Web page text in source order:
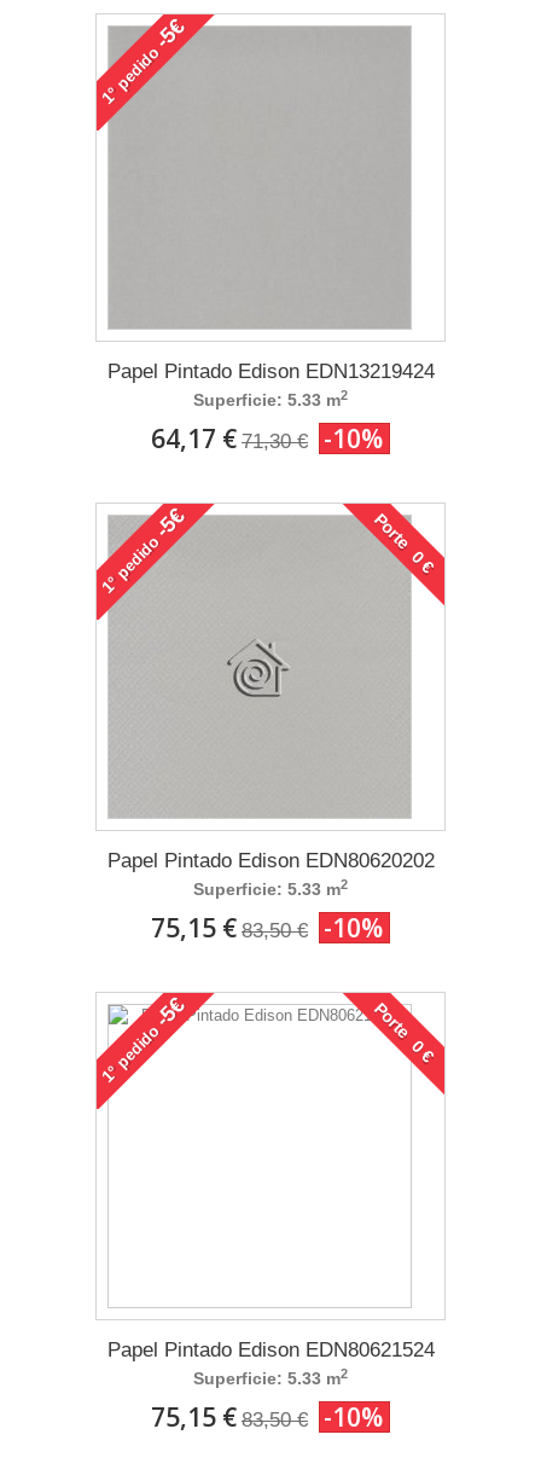
1°
pedido
-5€
Papel Pintado Edison EDN13219424
Superficie: 5.33 m2
64,17 € 71,30 € -10%
1°
pedido
-5€ Porte 0 €
Papel Pintado Edison EDN80620202
Superficie: 5.33 m2
75,15 € 83,50 € -10%
1°
pedido
-5€ Porte 0 €
Papel Pintado Edison EDN80621524
Superficie: 5.33 m2
75,15 € 83,50 € -10%